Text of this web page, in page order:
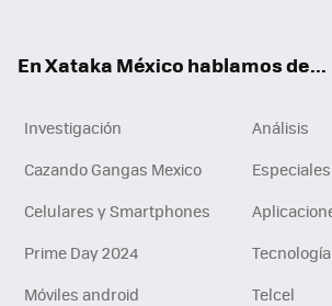
En Xataka México hablamos de...
Investigación
Análisis
Cazando Gangas Mexico
Especiales
Celulares y Smartphones
Prime Day 2024
Móviles android
Telcel